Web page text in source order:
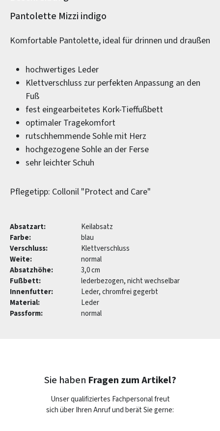
Produktinformationen
Pantolette Mizzi indigo
Komfortable Pantolette, ideal für drinnen und draußen
hochwertiges Leder
Klettverschluss zur perfekten Anpassung an den
Fuß
fest eingearbeitetes Kork-Tieffußbett
optimaler Tragekomfort
rutschhemmende Sohle mit Herz
hochgezogene Sohle an der Ferse
sehr leichter Schuh
Pflegetipp: Collonil "Protect and Care"
Absatzart:
Keilabsatz
Farbe:
blau
Verschluss:
Klettverschluss
Weite:
normal
Absatzhöhe:
3,0 cm
Fußbett:
lederbezogen, nicht wechselbar
Innenfutter:
Leder, chromfrei gegerbt
Material:
Leder
Passform:
normal
Sie haben Fragen zum Artikel?
Unser qualifiziertes Fachpersonal freut
sich über Ihren Anruf und berät Sie gerne: